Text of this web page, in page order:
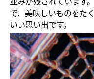
で、美味しいものをた
いい思い出です。